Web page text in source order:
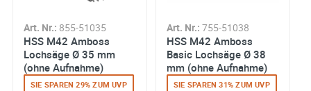
Art. Nr.: 855-51035
HSS M42 Amboss
Lochsäge Ø 35 mm
(ohne Aufnahme)
SIE SPAREN 29% ZUM UVP
Art. Nr.: 755-51038
HSS M42 Amboss
Basic Lochsäge Ø 38
mm (ohne Aufnahme)
SIE SPAREN 31% ZUM UVP